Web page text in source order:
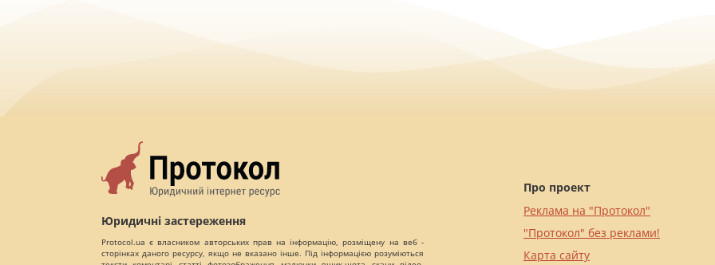
Юридичні застереження
Protocol.ua є власником авторських прав на інформацію, розміщену на веб -
сторінках даного ресурсу, якщо не вказано інше. Під інформацією розуміються
Про проект
Реклама на "Протокол"
"Протокол" без реклами!
Карта сайту